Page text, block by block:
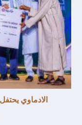
الادماوي